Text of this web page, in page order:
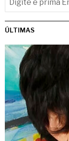
ÚLTIMAS